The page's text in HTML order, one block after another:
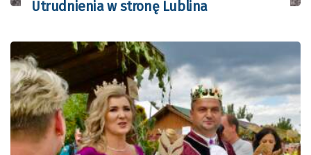
Utrudnienia w stronę Lublina